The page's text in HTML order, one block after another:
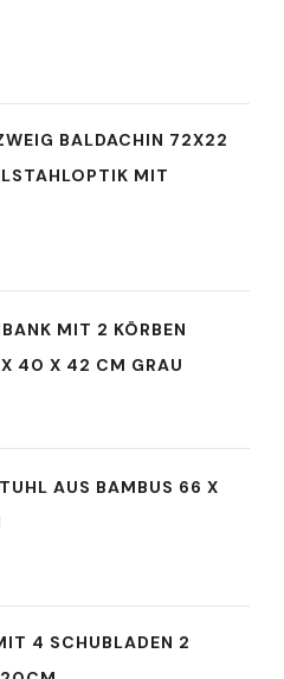
BALDACHIN 72X22
MIT
MIT 2 KÖRBEN
X 40 X 42 CM GRAU
AUS BAMBUS 66 X
4 SCHUBLADEN 2